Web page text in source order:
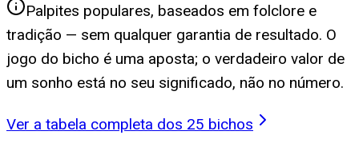
Palpites populares, baseados em folclore e
tradição — sem qualquer garantia de resultado. O
jogo do bicho é uma aposta; o verdadeiro valor de
um sonho está no seu significado, não no número.
Ver a tabela completa dos 25 bichos